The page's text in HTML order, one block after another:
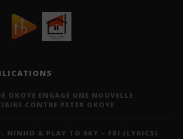
OKOYE ENGAGE UNE NOUVELLE
CONTRE PETER OKOYE
NINHO & PLAY TO SKY – FBI (LYRICS)